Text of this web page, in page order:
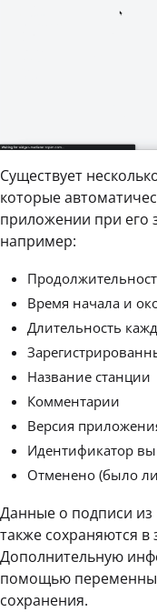
Существует
которые
приложении при его
например:
Время начала и
Длительность
Название станции
Комментарии
Версия
Идентификатор
Отменено (было
Данные о подписи из
также сохраняются
Дополнительную
помощью
сохранения.